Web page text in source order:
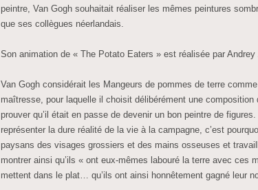
peintre, Van Gogh souhaitait réaliser les mêmes peintures
que ses collègues néerlandais.
Son animation de « The Potato Eaters » est réalisée par Andrey
Van Gogh considérait les Mangeurs de pommes de terre
maîtresse, pour laquelle il choisit délibérément une composition
prouver qu’il était en passe de devenir un bon peintre de
représenter la dure réalité de la vie à la campagne, c’est
paysans des visages grossiers et des mains osseuses et
montrer ainsi qu’ils « ont eux-mêmes labouré la terre avec ces
mettent dans le plat… qu’ils ont ainsi honnêtement gagné leur